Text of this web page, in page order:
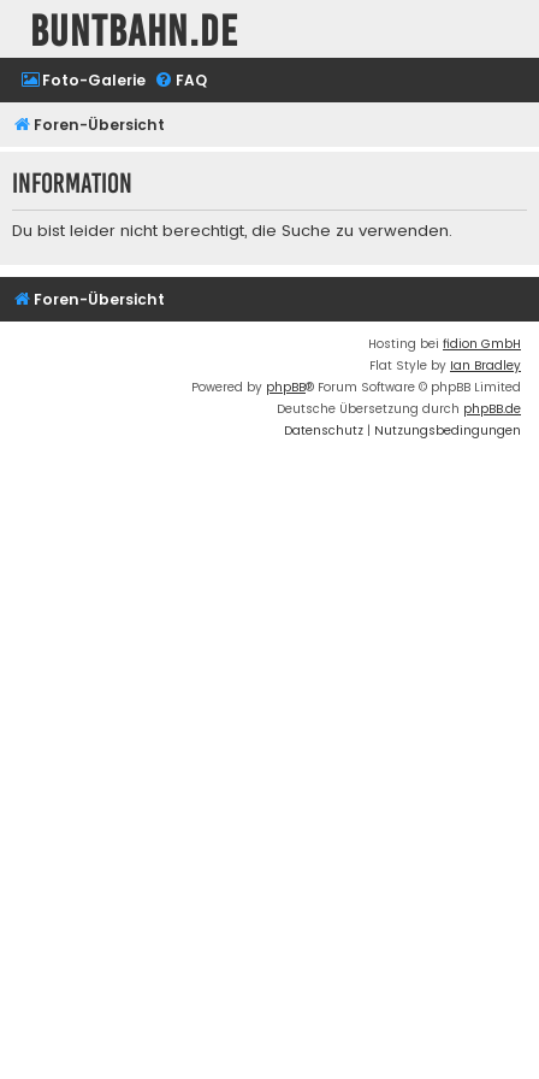
buntbahn.de
Foto-Galerie FAQ
Foren-Übersicht
Information
Du bist leider nicht berechtigt, die Suche zu verwenden.
Foren-Übersicht
Hosting bei fidion GmbH
Flat Style by Ian Bradley
Powered by phpBB® Forum Software © phpBB Limited
Deutsche Übersetzung durch phpBB.de
Datenschutz | Nutzungsbedingungen